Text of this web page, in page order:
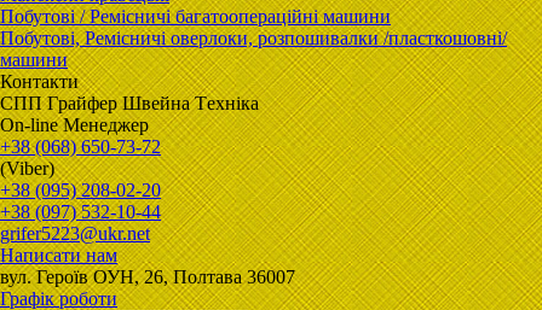
Побутові / Ремісничі багатоопераційні машини
Побутові, Ремісничі oверлоки, розпошивалки /пласткошовні/
машини
Контакти
CПП Гpaйфep Швeйна Тexнiка
On-line Менеджер
+38 (068) 650-73-72
(Viber)
+38 (095) 208-02-20
+38 (097) 532-10-44
grifer5223@ukr.net
Написати нам
вул. Героїв ОУН, 26, Полтава 36007
Графік роботи